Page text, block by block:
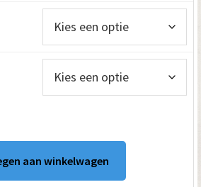
aan winkelwagen